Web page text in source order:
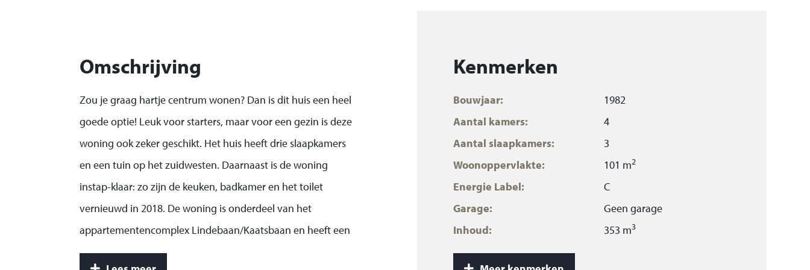
Omschrijving
Zou je graag hartje centrum wonen? Dan is dit huis een heel
goede optie! Leuk voor starters, maar voor een gezin is deze
woning ook zeker geschikt. Het huis heeft drie slaapkamers
en een tuin op het zuidwesten. Daarnaast is de woning
instap-klaar: zo zijn de keuken, badkamer en het toilet
vernieuwd in 2018. De woning is onderdeel van het
appartementencomplex Lindebaan/Kaatsbaan en heeft een
inpandige berging in de kelder van het complex.
Kenmerken
Bouwjaar:
1982
Aantal kamers:
4
Aantal slaapkamers:
3
Woonoppervlakte:
101 m2
Energie Label:
C
Garage:
Geen garage
Inhoud:
353 m3
Isolatie: